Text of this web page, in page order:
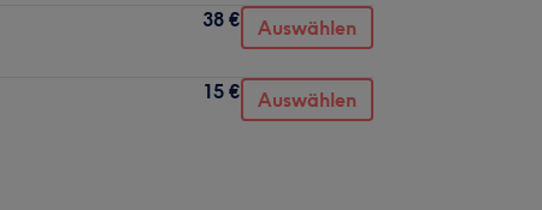
38 € Auswählen
15 € Auswählen